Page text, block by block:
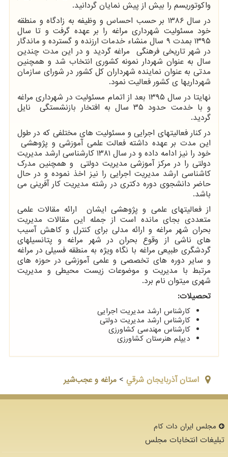
واکوتوریسم را بیش از پیش نمایان گردانید.
در سال ۱۳۸۶ بر حسب احساس و وظیفه به زادگاه و منطقه
خود مسئولیت شهرداری مراغه را بر عهده گرفت و تا سال
۱۳۹۵ بمدت ۹ سال منشاء خدمات ارزنده و گسترده و ماندگار
در شهر تاریخی فرهنگی مراغه گردید و در این مدت چندین
سال به عنوان شهردار نمونه کشوری انتخاب شد و همچنین
مدتی به عنوان نماینده شهرداران کل کشور در شورای سازمان
شهرداریها ی کشور فعالیت نمود.
نهایتا در سال ۱۳۹۵ بعد از اتمام مسئولیت در شهرداری مراغه
و با خدمت حدود ۳۵ سال به افتخار بازنشستگی نایل
گردید.
در کنار فعالیتهای اجرایی و مسئولیت های مختلفی که در طول
این مدت بر عهده داشته فعالت علمی آموزشی و پژوهشی
خود را نیز ادامه داده و در سال ۱۳۸۱ کارشناسی ارشد مدیریت
دولتی را در مرکز آموزشی مدیریت دولتی و همچنین مدرک
کاشناسی ارشد مدیریت اجرایی را نیز اخذ نموده و در حال
حاضر دانشجوی دوره دکتری در رشته مدیریت کار آفرینی می
باشد.
از فعالیتهای علمی و پژوهشی ایشان ارائه مقالات علمی
متعددی بجای مانده است از جمله این مقالات مدیریت
بحران شهر مراغه و ارائه مدلی برای کنترل و کاهش آسیب
های ناشی از وقوع بحران در شهر مراغه و پتانسیلهای
گردشگری طبیعی مراغه با نگاه ویژه به منطقه فسیلی در مراغه
و سایر دوره های تخصصی و علمی آموزشی در حوزه های
مرتبط با مدیریت و موضوعات زیست محیطی و مدیریت
شهری میتوان نام برد.
تحصیلات:
کارشناس ارشد مدیریت اجرایی
کارشناس ارشد مدیریت دولتی
کارشناس مهندسی کشاورزی
دیپلم هنرستان کشاورزی
استان آذربايجان شرقي > مراغه و عجب‌شیر
مجلس ایران دات كام
تبلیغات انتخابات مجلس